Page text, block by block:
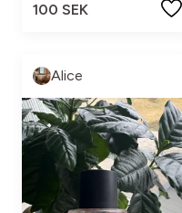
100 SEK
Alice